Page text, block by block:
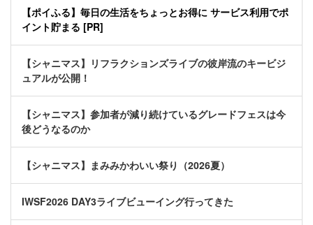
【ポイふる】毎日の生活をちょっとお得に サービス利用でポ
イント貯まる [PR]
【シャニマス】リフラクションズライブの彼岸流のキービジ
ュアルが公開！
【シャニマス】参加者が減り続けているグレードフェスは今
後どうなるのか
【シャニマス】まみみかわいい祭り（2026夏）
IWSF2026 DAY3ライブビューイング行ってきた